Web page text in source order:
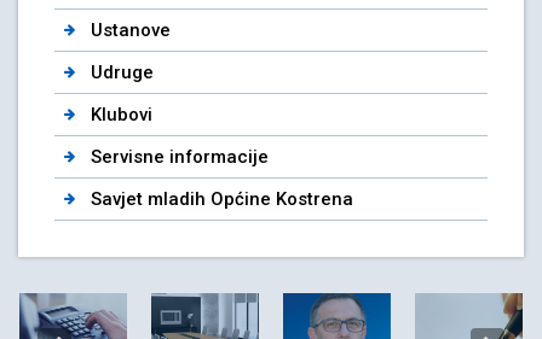
Ustanove
Udruge
Klubovi
Servisne informacije
Savjet mladih Općine Kostrena